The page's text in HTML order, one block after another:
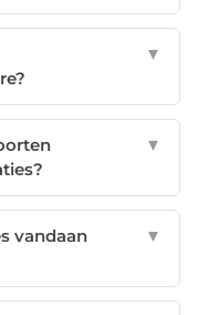
▼
▼
vandaan
▼